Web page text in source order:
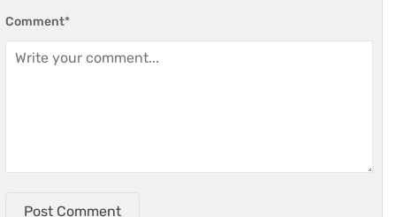
Comment*
Post Comment